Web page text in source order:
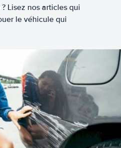
Lisez nos articles qui
le véhicule qui